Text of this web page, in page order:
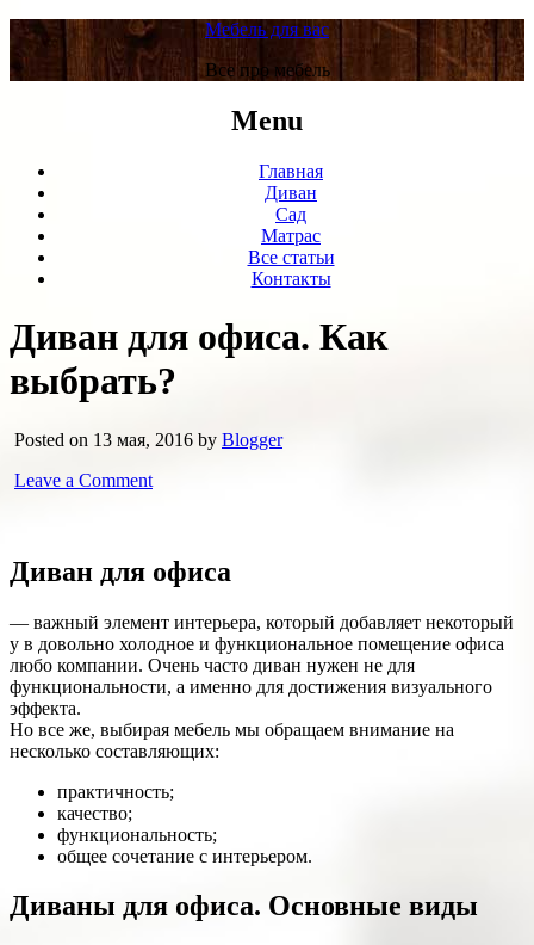
Мебель для вас
Все про мебель
Menu
Главная
Диван
Сад
Матрас
Все статьи
Контакты
Диван для офиса. Как
выбрать?
Posted on 13 мая, 2016 by Blogger
Leave a Comment
Диван для офиса
— важный элемент интерьера, который добавляет некоторый
у в довольно холодное и функциональное помещение офиса
любо компании. Очень часто диван нужен не для
функциональности, а именно для достижения визуального
эффекта.
Но все же, выбирая мебель мы обращаем внимание на
несколько составляющих:
практичность;
качество;
функциональность;
общее сочетание с интерьером.
Диваны для офиса. Основные виды